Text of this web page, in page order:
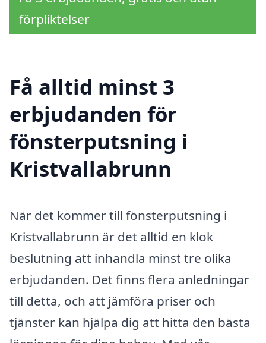
förpliktelser
Få alltid minst 3
erbjudanden för
fönsterputsning i
Kristvallabrunn
När det kommer till fönsterputsning i
Kristvallabrunn är det alltid en klok
beslutning att inhandla minst tre olika
erbjudanden. Det finns flera anledningar
till detta, och att jämföra priser och
tjänster kan hjälpa dig att hitta den bästa